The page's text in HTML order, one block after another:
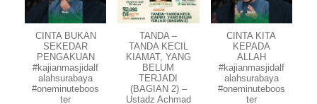
CINTA BUKAN
SEKEDAR
PENGAKUAN
#kajianmasjidalf
alahsurabaya
#oneminuteboos
ter
TANDA –
TANDA KECIL
KIAMAT, YANG
BELUM
TERJADI
(BAGIAN 2) –
Ustadz Achmad
CINTA KITA
KEPADA
ALLAH
#kajianmasjidalf
alahsurabaya
#oneminuteboos
ter